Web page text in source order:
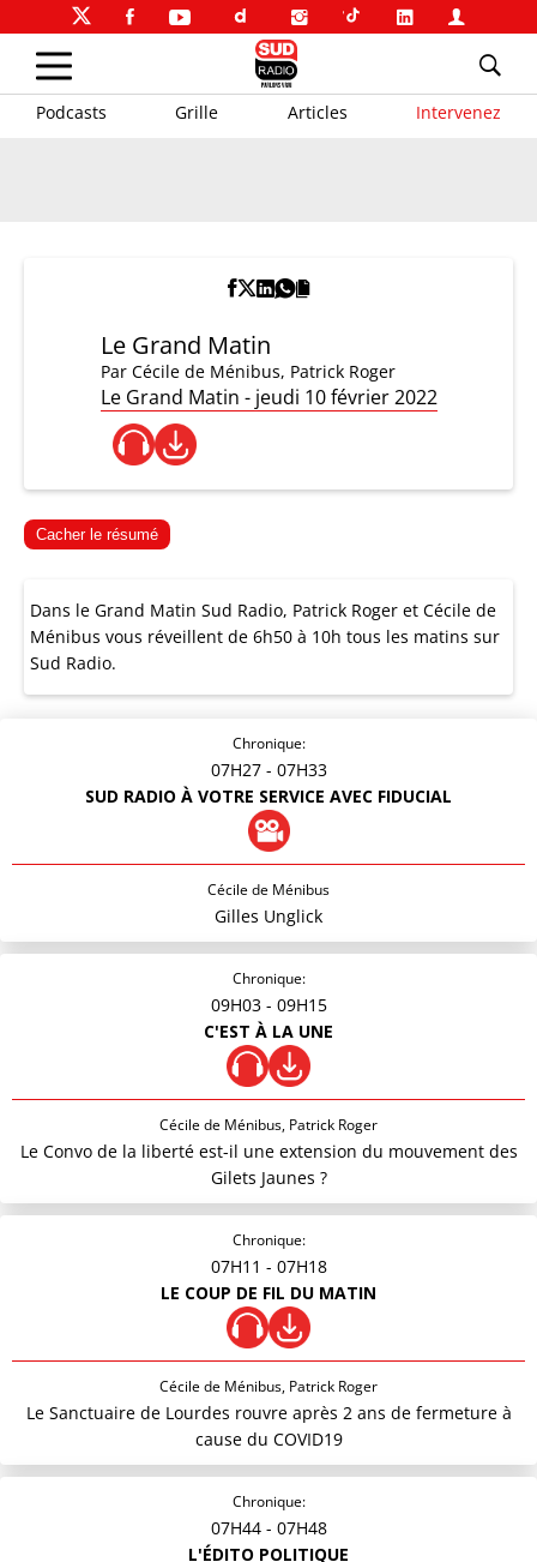
Podcasts Grille Articles Intervenez
Le Grand Matin
Par Cécile de Ménibus, Patrick Roger
Le Grand Matin - jeudi 10 février 2022
Cacher le résumé
Dans le Grand Matin Sud Radio, Patrick Roger et Cécile de
Ménibus vous réveillent de 6h50 à 10h tous les matins sur
Sud Radio.
Chronique:
07H27 - 07H33
SUD RADIO À VOTRE SERVICE AVEC FIDUCIAL
Cécile de Ménibus
Gilles Unglick
Chronique:
09H03 - 09H15
C'EST À LA UNE
Cécile de Ménibus, Patrick Roger
Le Convo de la liberté est-il une extension du mouvement des
Gilets Jaunes ?
Chronique:
07H11 - 07H18
LE COUP DE FIL DU MATIN
Cécile de Ménibus, Patrick Roger
Le Sanctuaire de Lourdes rouvre après 2 ans de fermeture à
cause du COVID19
Chronique:
07H44 - 07H48
L'ÉDITO POLITIQUE